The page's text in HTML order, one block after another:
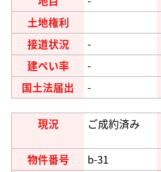
土地権利
接道状況
-
建ぺい率
-
国土法届出
-
現況 ご成約済み
物件番号 b-31